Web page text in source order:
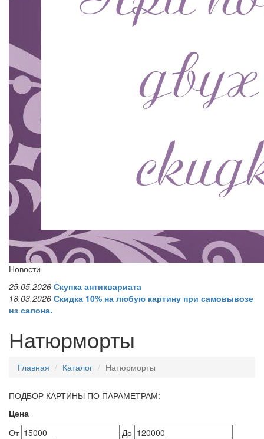
Новости
25.05.2026 Скупка антиквариата
18.03.2026 Скидка 10% на любую картину при самовывозе
из салона.
Натюрморты
Главная Каталог Натюрморты
ПОДБОР КАРТИНЫ ПО ПАРАМЕТРАМ:
Цена
От
До